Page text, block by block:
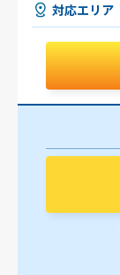
対応エリア